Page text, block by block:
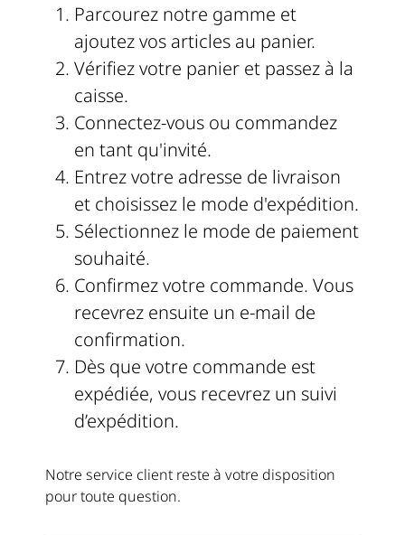
Parcourez notre gamme et
ajoutez vos articles au panier.
Vérifiez votre panier et passez à la
caisse.
Connectez-vous ou commandez
en tant qu'invité.
Entrez votre adresse de livraison
et choisissez le mode d'expédition.
Sélectionnez le mode de paiement
souhaité.
Confirmez votre commande. Vous
recevrez ensuite un e-mail de
confirmation.
Dès que votre commande est
expédiée, vous recevrez un suivi
d’expédition.
Notre service client reste à votre disposition
pour toute question.